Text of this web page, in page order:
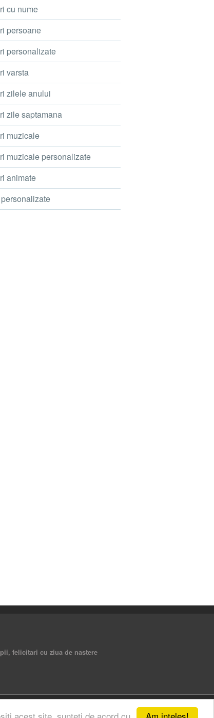
Am inteles!
cu nume
persoane
personalizate
varsta
zilele anului
zile saptamana
muzicale
muzicale personalizate
animate
felicitari cu ziua de nastere